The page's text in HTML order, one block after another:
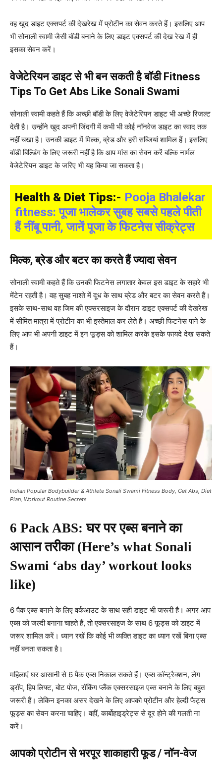
वह खुद डाइट एक्सपर्ट की देखरेख में प्रोटीन का सेवन करते हैं। इसलिए आप
भी सोनाली स्वामी जैसी बॉडी बनाने के लिए डाइट एक्सपर्ट की देख रेख में ही
इसका सेवन करें।
​वेजेटेरियन डाइट से भी बन सकती है बॉडी Fitness
Tips To Get Abs Like Sonali Swami
सोनाली स्वामी कहते हैं कि अच्छी बॉडी के लिए वेजेटेरियन डाइट भी अच्छे रिजल्ट
देती है। उन्होंने खुद अपनी जिंदगी में कभी भी कोई नॉनवेज डाइट का स्वाद तक
नहीं चखा है। उनकी डाइट में मिल्क, ब्रेड और हरी सब्जियां शामिल हैं। इसलिए
बॉडी बिल्डिंग के लिए जरूरी नहीं है कि आप मांस का सेवन करें बल्कि नार्मल
वेजेटेरियन डाइट के जरिए भी यह किया जा सकता है।
Health & Diet Tips:- Pooja Bhalekar
fitness: पूजा भालेकर सुबह सबसे पहले पीती
हैं नींबू पानी, जानें पूजा के फिटनेस सीक्रेट्स
​मिल्क, ब्रेड और बटर का करते हैं ज्यादा सेवन
सोनाली स्वामी कहते हैं कि उनकी फिटनेस लगातार केवल इस डाइट के सहारे भी
मेंटेन रहती है। वह सुबह नाश्ते में दूध के साथ ब्रेड और बटर का सेवन करते हैं।
इसके साथ-साथ वह जिम की एक्सरसाइज के दौरान डाइट एक्सपर्ट की देखरेख
में सीमित मात्रा में प्रोटीन का भी इस्तेमाल कर लेते हैं। अच्छी फिटनेस पाने के
लिए आप भी अपनी डाइट में इन फूड्स को शामिल करके इसके फायदे देख सकते
हैं।
Indian Popular Bodybuilder & Athlete Sonali Swami Fitness Body, Get Abs, Diet
Plan, Workout Routine Secrets
6 Pack ABS: घर पर एब्स बनाने का
आसान तरीका (Here’s what Sonali
Swami ‘abs day’ workout looks
like)
6 पैक एब्स बनाने के लिए वर्कआउट के साथ सही डाइट भी जरूरी है। अगर आप
एब्स को जल्दी बनाना चाहते हैं, तो एक्सरसाइज के साथ 6 फूड्स को डाइट में
जरूर शामिल करें। ध्यान रखें कि कोई भी व्यक्ति डाइट का ध्यान रखें बिना एब्स
नहीं बनता सकता है।
महिलाएं घर आसानी से 6 पैक एब्स निकाल सकते हैं। एब्स कॉन्ट्रैक्शन, लेग
ड्रॉप, हिप लिफ्ट, बोट पोज, रॉकिंग प्लैंक एक्सरसाइज एब्स बनाने के लिए बहुत
जरूरी हैं। लेकिन इनका असर देखने के लिए आपको प्रोटीन और हेल्दी फैट्स
फूड्स का सेवन करना चाहिए। वहीं, कार्बोहाइड्रेट्स से दूर होने की गलती ना
करें।
आपको प्रोटीन से भरपूर शाकाहारी फूड / नॉन-वेज